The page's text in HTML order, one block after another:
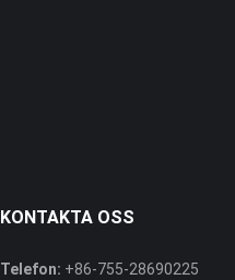
KONTAKTA OSS
Telefon: +86-755-28690225